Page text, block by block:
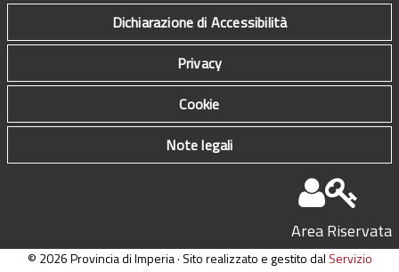
Dichiarazione di Accessibilità
Privacy
Cookie
Note legali
Area Riservata
© 2026 Provincia di Imperia · Sito realizzato e gestito dal Servizio